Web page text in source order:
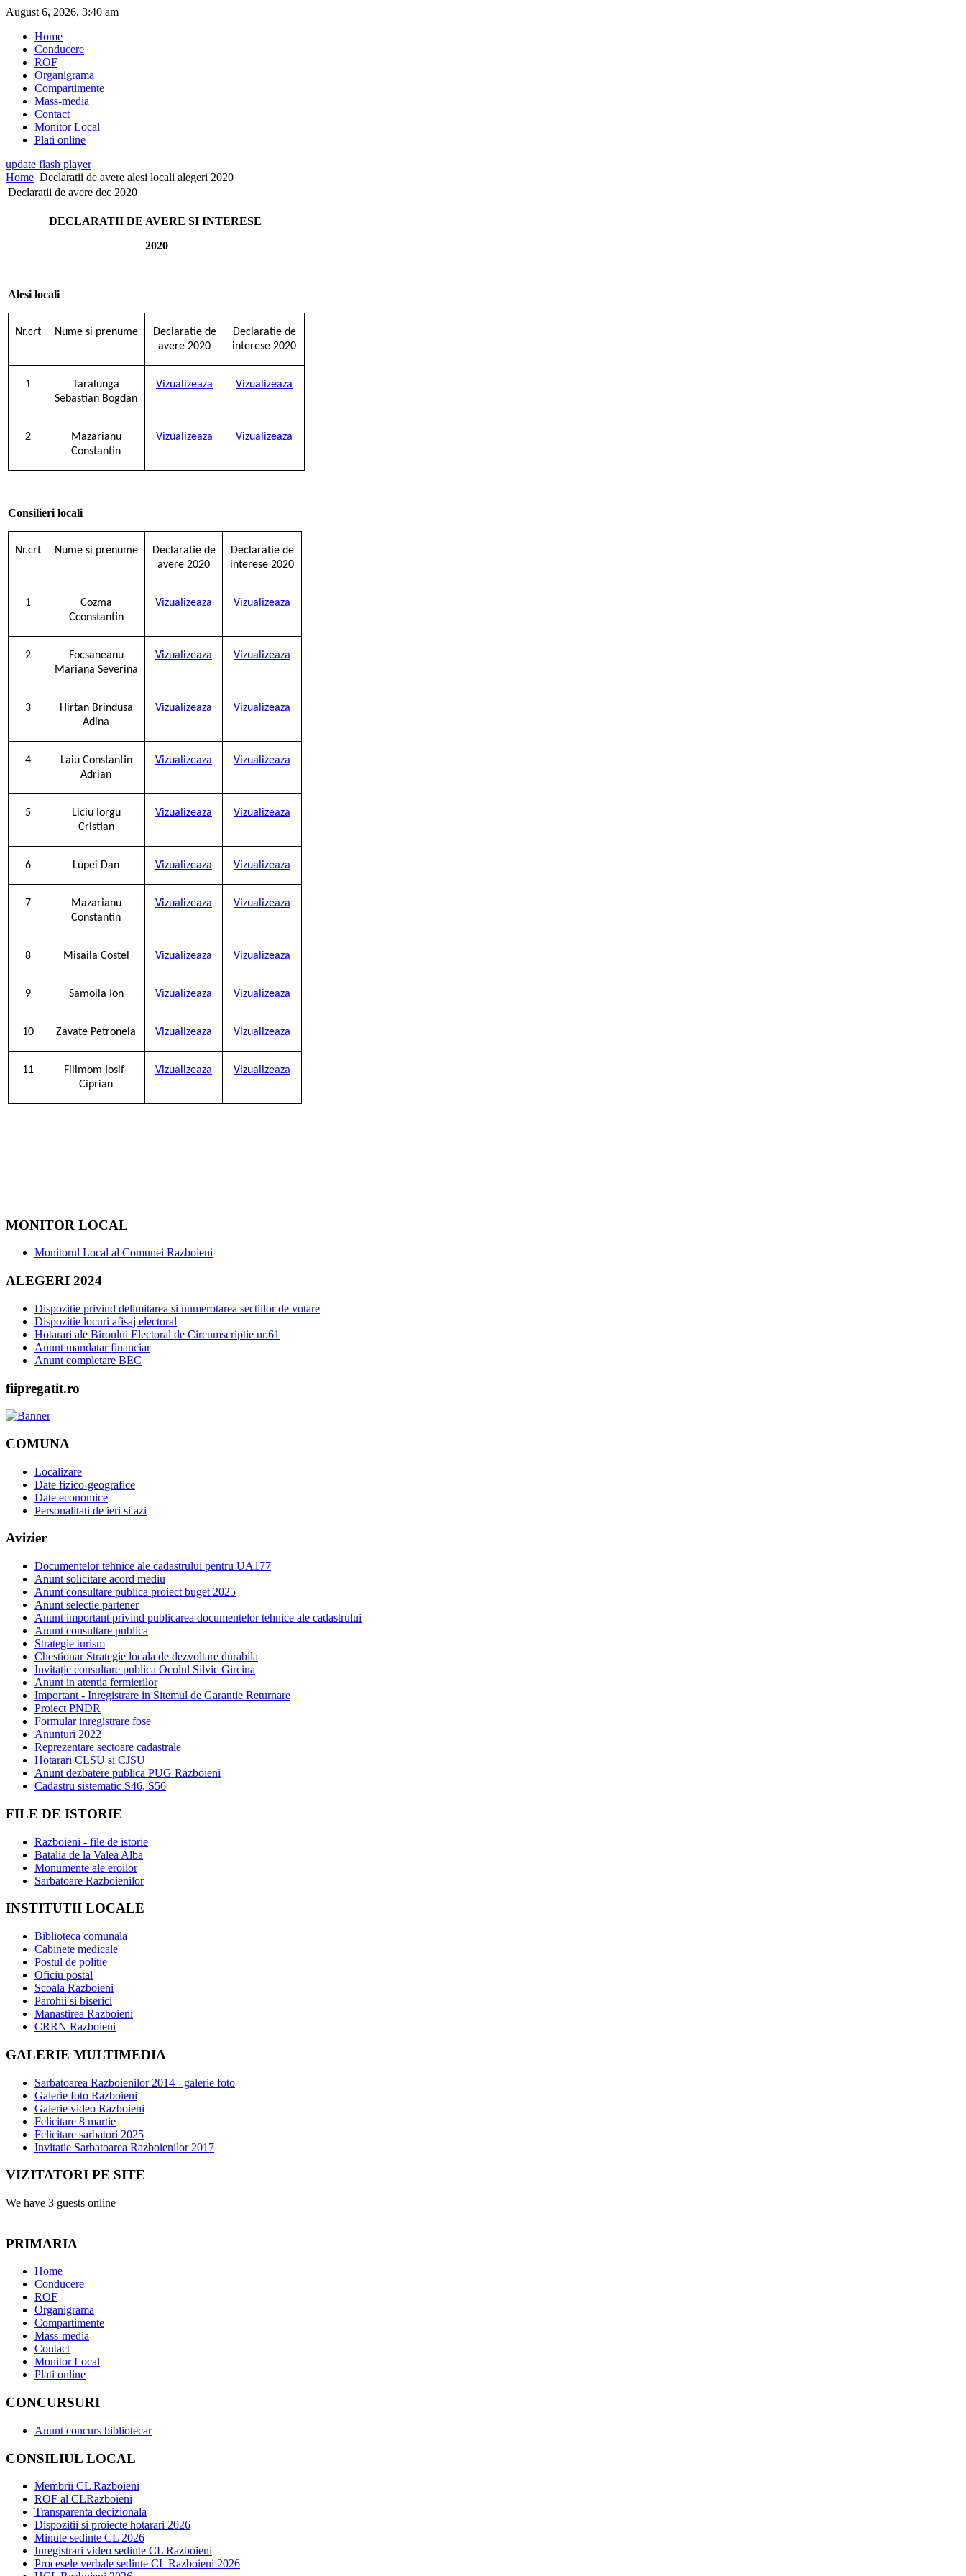
August 6, 2026, 3:40 am
Home
Conducere
ROF
Organigrama
Compartimente
Mass-media
Contact
Monitor Local
Plati online
update flash player
Home Declaratii de avere alesi locali alegeri 2020
Declaratii de avere dec 2020
DECLARATII DE AVERE SI INTERESE
2020
Alesi locali
Nr.crt Nume si prenume
Declaratie de
avere 2020
Declaratie de
interese 2020
1
Taralunga
Sebastian Bogdan
Vizualizeaza Vizualizeaza
2
Mazarianu
Constantin
Vizualizeaza Vizualizeaza
Consilieri locali
Nr.crt Nume si prenume
Declaratie de
avere 2020
Declaratie de
interese 2020
1
Cozma
Cconstantin
Vizualizeaza Vizualizeaza
2
Focsaneanu
Mariana Severina
Vizualizeaza Vizualizeaza
3
Hirtan Brindusa
Adina
Vizualizeaza Vizualizeaza
4
Laiu Constantin
Adrian
Vizualizeaza Vizualizeaza
5
Liciu Iorgu
Cristian
Vizualizeaza Vizualizeaza
6 Lupei Dan Vizualizeaza Vizualizeaza
7
Mazarianu
Constantin
Vizualizeaza Vizualizeaza
8 Misaila Costel Vizualizeaza Vizualizeaza
9 Samoila Ion Vizualizeaza Vizualizeaza
10 Zavate Petronela Vizualizeaza Vizualizeaza
11
Filimom Iosif-
Ciprian
Vizualizeaza Vizualizeaza
MONITOR LOCAL
Monitorul Local al Comunei Razboieni
ALEGERI 2024
Dispozitie privind delimitarea si numerotarea sectiilor de votare
Dispozitie locuri afisaj electoral
Hotarari ale Biroului Electoral de Circumscriptie nr.61
Anunt mandatar financiar
Anunt completare BEC
fiipregatit.ro
COMUNA
Localizare
Date fizico-geografice
Date economice
Personalitati de ieri si azi
Avizier
Documentelor tehnice ale cadastrului pentru UA177
Anunt solicitare acord mediu
Anunt consultare publica proiect buget 2025
Anunt selectie partener
Anunt important privind publicarea documentelor tehnice ale cadastrului
Anunt consultare publica
Strategie turism
Chestionar Strategie locala de dezvoltare durabila
Invitație consultare publica Ocolul Silvic Gircina
Anunt in atentia fermierilor
Important - Inregistrare in Sitemul de Garantie Returnare
Proiect PNDR
Formular inregistrare fose
Anunturi 2022
Reprezentare sectoare cadastrale
Hotarari CLSU si CJSU
Anunt dezbatere publica PUG Razboieni
Cadastru sistematic S46, S56
FILE DE ISTORIE
Razboieni - file de istorie
Batalia de la Valea Alba
Monumente ale eroilor
Sarbatoare Razboienilor
INSTITUTII LOCALE
Biblioteca comunala
Cabinete medicale
Postul de politie
Oficiu postal
Scoala Razboieni
Parohii si biserici
Manastirea Razboieni
CRRN Razboieni
GALERIE MULTIMEDIA
Sarbatoarea Razboienilor 2014 - galerie foto
Galerie foto Razboieni
Galerie video Razboieni
Felicitare 8 martie
Felicitare sarbatori 2025
Invitatie Sarbatoarea Razboienilor 2017
VIZITATORI PE SITE
We have 3 guests online
PRIMARIA
Home
Conducere
ROF
Organigrama
Compartimente
Mass-media
Contact
Monitor Local
Plati online
CONCURSURI
Anunt concurs bibliotecar
CONSILIUL LOCAL
Membrii CL Razboieni
ROF al CLRazboieni
Transparenta decizionala
Dispozitii si proiecte hotarari 2026
Minute sedinte CL 2026
Inregistrari video sedinte CL Razboieni
Procesele verbale sedinte CL Razboieni 2026